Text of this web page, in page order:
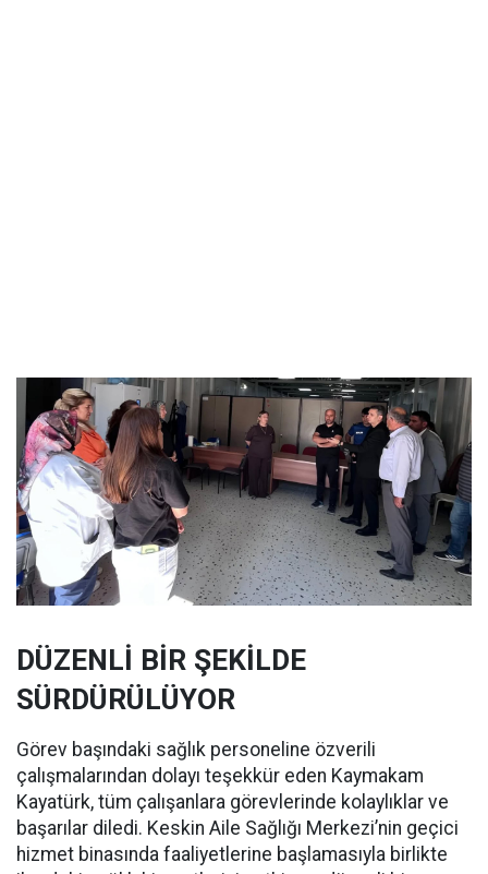
DÜZENLİ BİR ŞEKİLDE
SÜRDÜRÜLÜYOR
Görev başındaki sağlık personeline özverili
çalışmalarından dolayı teşekkür eden Kaymakam
Kayatürk, tüm çalışanlara görevlerinde kolaylıklar ve
başarılar diledi. Keskin Aile Sağlığı Merkezi’nin geçici
hizmet binasında faaliyetlerine başlamasıyla birlikte